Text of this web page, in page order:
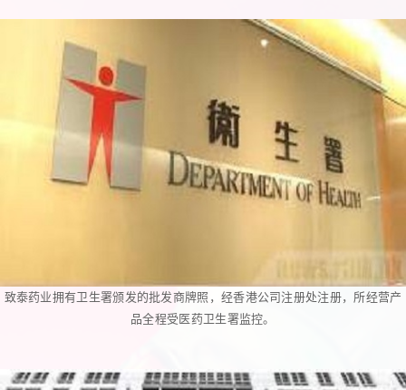
致泰药业拥有卫生署颁发的批发商牌照，经香港公司注册处注册，所经营产
品全程受医药卫生署监控。